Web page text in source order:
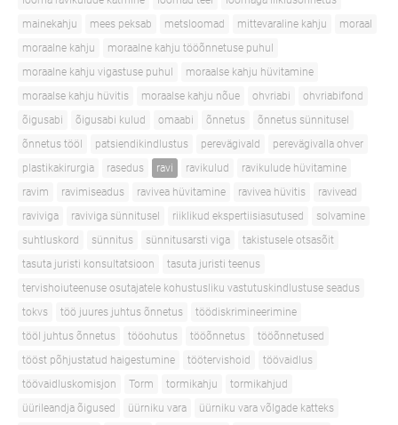
mainekahju
mees peksab metsloomad mittevaraline kahju
moraal
moraalne kahju
moraalne kahju tööõnnetuse puhul
moraalne kahju vigastuse puhul
moraalse kahju hüvitamine
moraalse kahju hüvitis
moraalse kahju nõue ohvriabi
ohvriabifond
õigusabi
õigusabi kulud omaabi õnnetus
õnnetus sünnitusel
õnnetus tööl
patsiendikindlustus perevägivald
perevägivalla ohver
plastikakirurgia
rasedus ravi ravikulud
ravikulude hüvitamine
ravim
ravimiseadus ravivea hüvitamine ravivea hüvitis
ravivead
raviviga
raviviga sünnitusel riiklikud ekspertiisiasutused
solvamine
suhtluskord
sünnitus sünnitusarsti viga
takistusele otsasõit
tasuta juristi konsultatsioon
tasuta juristi teenus
tervishoiuteenuse osutajatele kohustusliku vastutuskindlustuse seadus
tokvs
töö juures juhtus õnnetus
töödiskrimineerimine
tööl juhtus õnnetus
tööohutus tööõnnetus
tööõnnetused
tööst põhjustatud haigestumine
töötervishoid
töövaidlus
töövaidluskomisjon
Torm tormikahju
tormikahjud
üürileandja õigused
üürniku vara
üürniku vara võlgade katteks